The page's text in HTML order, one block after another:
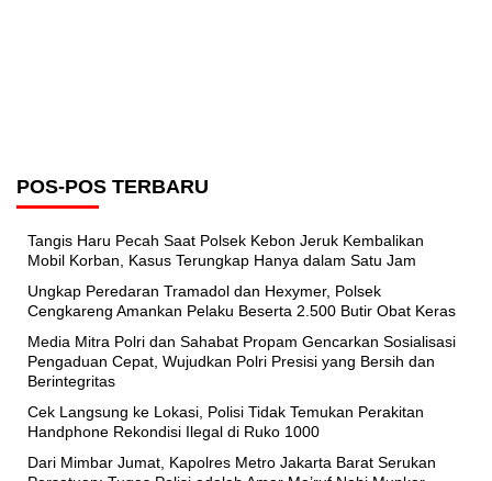
POS-POS TERBARU
Tangis Haru Pecah Saat Polsek Kebon Jeruk Kembalikan
Mobil Korban, Kasus Terungkap Hanya dalam Satu Jam
Ungkap Peredaran Tramadol dan Hexymer, Polsek
Cengkareng Amankan Pelaku Beserta 2.500 Butir Obat Keras
Media Mitra Polri dan Sahabat Propam Gencarkan Sosialisasi
Pengaduan Cepat, Wujudkan Polri Presisi yang Bersih dan
Berintegritas
Cek Langsung ke Lokasi, Polisi Tidak Temukan Perakitan
Handphone Rekondisi Ilegal di Ruko 1000
Dari Mimbar Jumat, Kapolres Metro Jakarta Barat Serukan